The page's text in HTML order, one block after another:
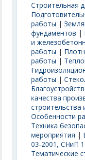
Строительная
работы |
фундаментов |
и
работы |
работы |
работы |
качества
строительства
Особенности
Техника
мероприятия |
03-2001, СНиП
Тематические